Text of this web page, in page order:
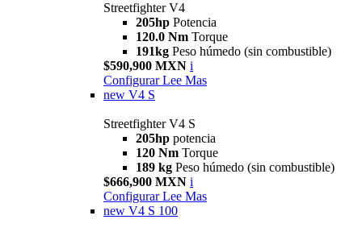
Streetfighter V4
205hp Potencia
120.0 Nm Torque
191kg Peso húmedo (sin combustible)
$590,900 MXN i
Configurar Lee Mas
new V4 S
Streetfighter V4 S
205hp potencia
120 Nm Torque
189 kg Peso húmedo (sin combustible)
$666,900 MXN i
Configurar Lee Mas
new V4 S 100